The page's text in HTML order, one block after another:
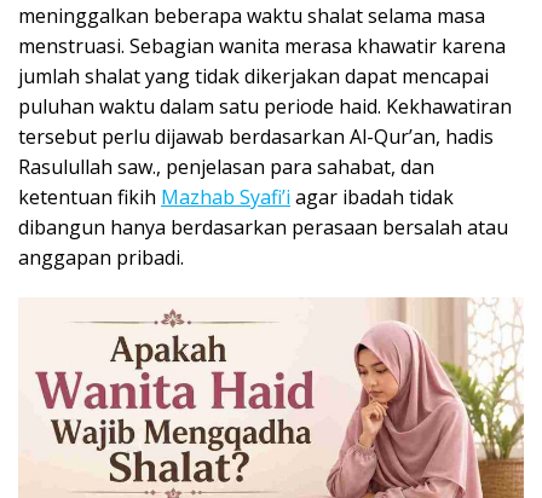
meninggalkan beberapa waktu shalat selama masa
menstruasi. Sebagian wanita merasa khawatir karena
jumlah shalat yang tidak dikerjakan dapat mencapai
puluhan waktu dalam satu periode haid. Kekhawatiran
tersebut perlu dijawab berdasarkan Al-Qur’an, hadis
Rasulullah saw., penjelasan para sahabat, dan
ketentuan fikih Mazhab Syafi’i agar ibadah tidak
dibangun hanya berdasarkan perasaan bersalah atau
anggapan pribadi.